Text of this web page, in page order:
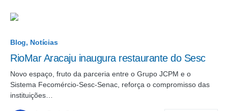
Blog Notícias
RioMar Aracaju inaugura restaurante do Sesc
Novo espaço, fruto da parceria entre o Grupo JCPM e o
Sistema Fecomércio-Sesc-Senac, reforça o compromisso das
instituições…